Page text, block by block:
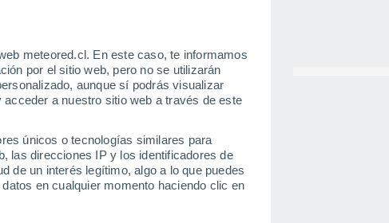
meteored.cl. En este caso, te informamos
por el sitio web, pero no se utilizarán
aunque sí podrás visualizar
a nuestro sitio web a través de este
únicos o tecnologías similares para
las direcciones IP y los identificadores de
de un interés legítimo, algo a lo que puedes
en cualquier momento haciendo clic en
nieve en la base 0 cm
nieve en la parte superior -